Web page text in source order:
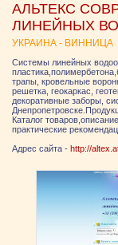
АЛЬТЕКС
ЛИНЕЙНЫХ
УКРАИНА - ВИННИЦА
Системы линейных
трапы, кровельные
решетка, геокаркас,
декоративные заборы,
Каталог
практические
Адрес сайта - http://